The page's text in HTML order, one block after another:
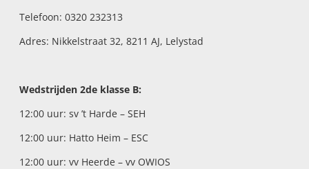
Telefoon: 0320 232313
Adres: Nikkelstraat 32, 8211 AJ, Lelystad
Wedstrijden 2de klasse B:
12:00 uur: sv ’t Harde – SEH
12:00 uur: Hatto Heim – ESC
12:00 uur: vv Heerde – vv OWIOS